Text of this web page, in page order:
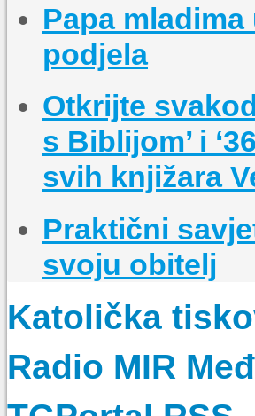
Papa
podjela
Otkrijte
s Biblijom’ i
svih knjižara
Praktični
svoju obitelj
Katolička
Radio MIR